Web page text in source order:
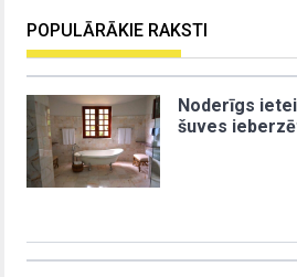
POPULĀRĀKIE RAKSTI
Noderīgs
šuves